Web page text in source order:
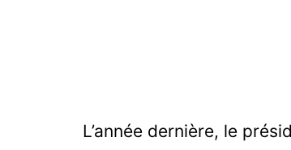
L’année dernière, le